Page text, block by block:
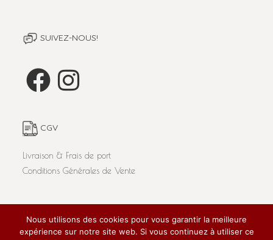
SUIVEZ-NOUS!
CGV
Livraison & Frais de port
Conditions Générales de Vente
L'abus d'alcool est dangereux pour la santé. A consommer
avec modération.
Nous utilisons des cookies pour vous garantir la meilleure
expérience sur notre site web. Si vous continuez à utiliser ce